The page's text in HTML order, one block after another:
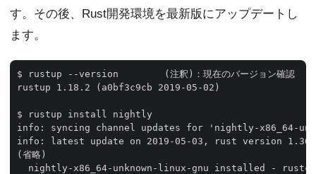
す。その後、Rust開発環境を最新版にアップデートし
ます。
$ rustup --version　　　　　(注釈)：現在のバージョン確認
rustup 1.18.2 (a0bf3c9cb 2019-05-02)
$ rustup install nightly
info: syncing channel updates for 'nightly-x86_64-
info: latest update on 2019-05-03, rust version
(省略)
nightly-x86_64-unknown-linux-gnu installed -